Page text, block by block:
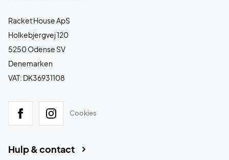
Racket House ApS
Holkebjergvej 120
5250 Odense SV
Denemarken
VAT: DK36931108
Cookies
Hulp & contact